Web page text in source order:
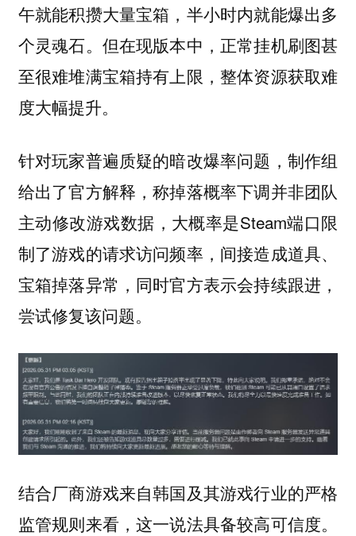
午就能积攒大量宝箱，半小时内就能爆出多
个灵魂石。但在现版本中，正常挂机刷图甚
至很难堆满宝箱持有上限，整体资源获取难
度大幅提升。
针对玩家普遍质疑的暗改爆率问题，制作组
给出了官方解释，称掉落概率下调并非团队
主动修改游戏数据，大概率是Steam端口限
制了游戏的请求访问频率，间接造成道具、
宝箱掉落异常，同时官方表示会持续跟进，
尝试修复该问题。
结合厂商游戏来自韩国及其游戏行业的严格
监管规则来看，这一说法具备较高可信度。